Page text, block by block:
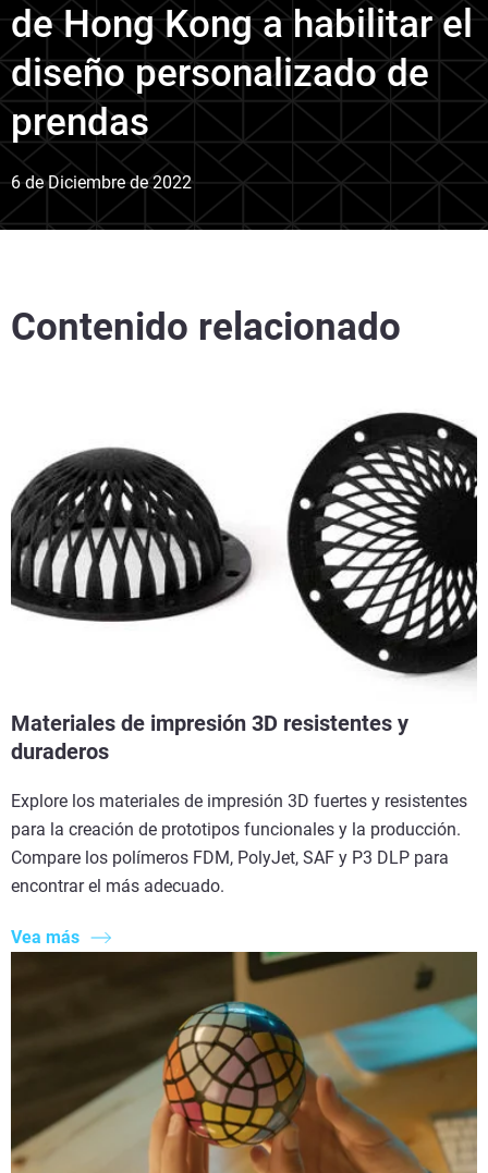
de Hong Kong a habilitar el
diseño personalizado de
prendas
6 de Diciembre de 2022
Contenido relacionado
Materiales de impresión 3D resistentes y
duraderos
Explore los materiales de impresión 3D fuertes y resistentes
para la creación de prototipos funcionales y la producción.
Compare los polímeros FDM, PolyJet, SAF y P3 DLP para
encontrar el más adecuado.
Vea más